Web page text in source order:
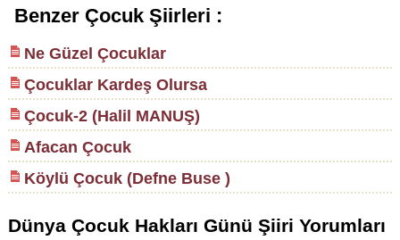
Benzer Çocuk Şiirleri :
Ne Güzel Çocuklar
Çocuklar Kardeş Olursa
Çocuk-2 (Halil MANUŞ)
Afacan Çocuk
Köylü Çocuk (Defne Buse )
Dünya Çocuk Hakları Günü Şiiri Yorumları